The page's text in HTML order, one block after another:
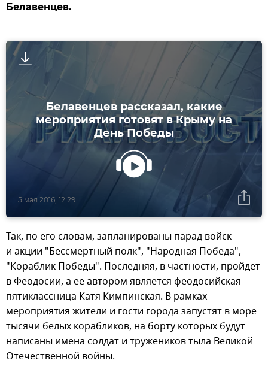
Белавенцев.
Белавенцев рассказал, какие
мероприятия готовят в Крыму на
День Победы
5 мая 2016, 12:29
Так, по его словам, запланированы парад войск
и акции "Бессмертный полк", "Народная Победа",
"Кораблик Победы". Последняя, в частности, пройдет
в Феодосии, а ее автором является феодосийская
пятиклассница Катя Кимпинская. В рамках
мероприятия жители и гости города запустят в море
тысячи белых корабликов, на борту которых будут
написаны имена солдат и тружеников тыла Великой
Отечественной войны.